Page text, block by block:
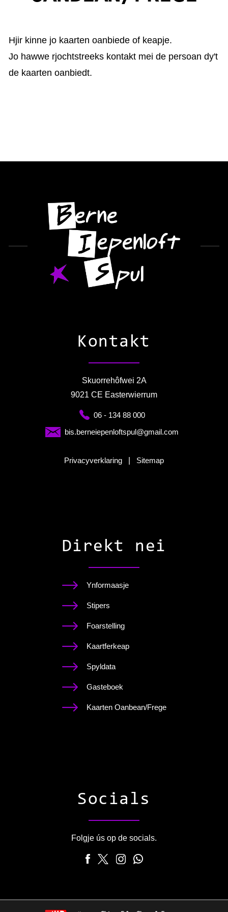
GASTEBOEK
Hjir kinne jo kaarten oanbiede of keapje.
Jo hawwe rjochtstreeks kontakt mei de persoan dy't
de kaarten oanbiedt.
Kontakt
Skuorrehôfwei 2A
9021 CE Easterwierrum
06 - 134 88 000
bis.berneiepenloftspul@gmail.com
Privacyverklaring Sitemap
Direkt nei
Ynformaasje
Stipers
Foarstelling
Kaartferkeap
Spyldata
Gasteboek
Kaarten Oanbean/Frege
Socials
Folgje ús op de socials.